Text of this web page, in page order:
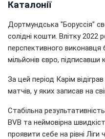
Каталонії
Дортмундська "Боруссія"
солідні кошти. Влітку 2022
перспективного виконавця
мільйонів євро, підписавши
За цей період Карім
матчів, у яких записав на
Стабільна
BVB та неймовірна
проявити себе на рівні Ліги